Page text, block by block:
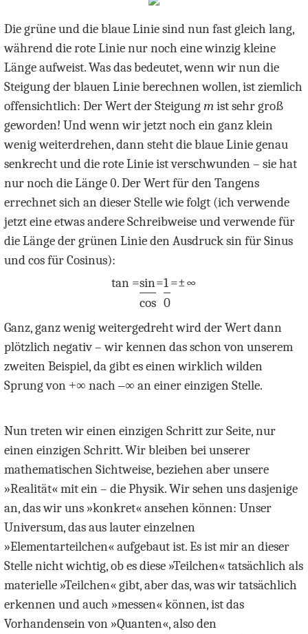
Die grüne und die blaue Linie sind nun fast gleich lang,
während die rote Linie nur noch eine winzig kleine
Länge aufweist. Was das bedeutet, wenn wir nun die
Steigung der blauen Linie berechnen wollen, ist ziemlich
offensichtlich: Der Wert der Steigungmist sehr groß
geworden! Und wenn wir jetzt noch ein ganz klein
wenig weiterdrehen, dann steht die blaue Linie genau
senkrecht und die rote Linie ist verschwunden – sie hat
nur noch die Länge0. Der Wert für den Tangens
errechnet sich an dieser Stelle wie folgt (ich verwende
jetzt eine etwas andere Schreibweise und verwende für
die Länge der grünen Linie den Ausdruck sin für Sinus
und cos für Cosinus):
tan =sin
cos
=1
0
=±∞
Ganz, ganz wenig weitergedreht wird der Wert dann
plötzlich negativ – wir kennen das schon von unserem
zweiten Beispiel, da gibt es einen wirklich wilden
Sprung von +∞ nach–∞ an einer einzigen Stelle.
Nun treten wir einen einzigen Schritt zur Seite, nur
einen einzigen Schritt. Wir bleiben bei unserer
mathematischen Sichtweise, beziehen aber unsere
»Realität« mit ein – die Physik. Wir sehen uns dasjenige
an, das wir uns »konkret« ansehen können: Unser
Universum, das aus lauter einzelnen
»Elementarteilchen« aufgebaut ist. Es ist mir an dieser
Stelle nicht wichtig, ob es diese »Teilchen« tatsächlich als
materielle »Teilchen« gibt, aber das, was wir tatsächlich
erkennen und auch »messen« können, ist das
Vorhandensein von »Quanten«, also den